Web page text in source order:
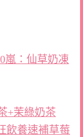
嵐：仙草奶凍
+茉綠奶茶
飲養速補草莓